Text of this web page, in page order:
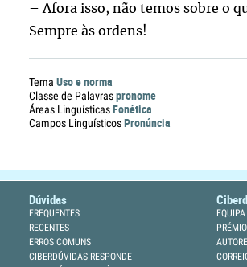
– Afora isso, não temos sobre o
Sempre às ordens!
Tema Uso e norma
Classe de Palavraspronome
Áreas LinguísticasFonética
Campos LinguísticosPronúncia
Dúvidas
FREQUENTES
RECENTES
ERROS COMUNS
CIBERDÚVIDAS RESPONDE
EQUIPA